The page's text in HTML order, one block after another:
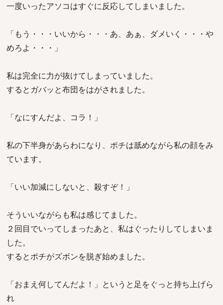
一度いったアソコはすぐに反応してしまいました。
「もう・・・いいから・・・あ、あぁ、ダメいく・・・や
めろよ・・・」
私は完全に力が抜けてしまっていました。
するとガバッと布団をはがされました。
「なにすんだよ、コラ！」
私の下半身があらわになり、ポチは舐めながら私の顔をみ
ています。
「いい加減にしないと、殺すぞ！」
そういいながらも私は感じてました。
２回目でいってしまったあと、私はぐったりしてしまいま
した。
するとポチがズボンを脱ぎ始めました。
「おまえ何してんだよ！」というと足をぐっと持ち上げら
れ